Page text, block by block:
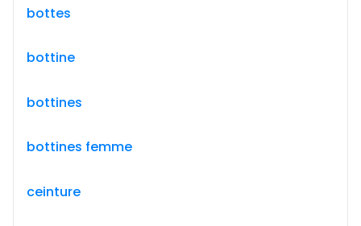
bottes
bottine
bottines
bottines femme
ceinture